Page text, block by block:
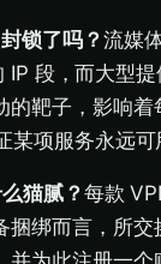
锁了吗？ 流媒
IP 段，而大型
的靶子，影响着
项服务永远可
猫腻？每款
捆绑而言，所交